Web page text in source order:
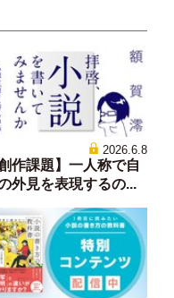
2026.6.8
創作課題】一人称で自
外見を表現するの...